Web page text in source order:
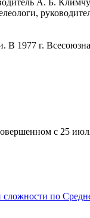
А. Б.
1977 г.
с 25
сложности по